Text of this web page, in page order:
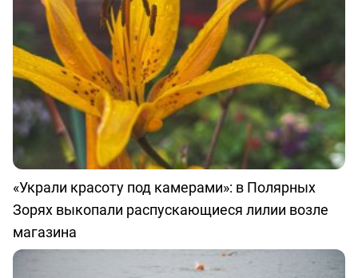
«Украли красоту под камерами»: в Полярных
Зорях выкопали распускающиеся лилии возле
магазина